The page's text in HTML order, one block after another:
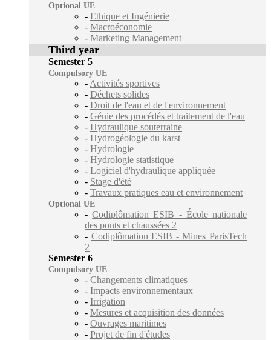
Optional UE
- Ethique et Ingénierie
- Macroéconomie
- Marketing Management
Third year
Semester 5
Compulsory UE
- Activités sportives
- Déchets solides
- Droit de l'eau et de l'environnement
- Génie des procédés et traitement de l'eau
- Hydraulique souterraine
- Hydrogéologie du karst
- Hydrologie
- Hydrologie statistique
- Logiciel d'hydraulique appliquée
- Stage d'été
- Travaux pratiques eau et environnement
Optional UE
-Codiplômation ESIB - École nationale
des ponts et chaussées 2
- Codiplômation ESIB - Mines ParisTech
2
Semester 6
Compulsory UE
- Changements climatiques
- Impacts environnementaux
- Irrigation
- Mesures et acquisition des données
- Ouvrages maritimes
- Projet de fin d'études